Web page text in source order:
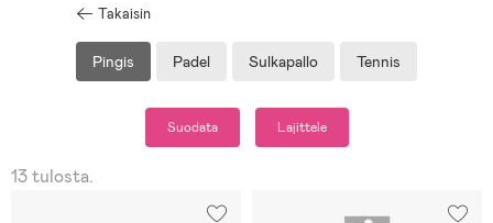
Takaisin
Pingis Padel Sulkapallo Tennis
Suodata Lajittele
13 tulosta.